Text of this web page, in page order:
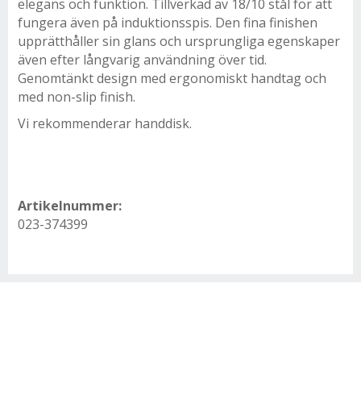
elegans och funktion. Tillverkad av 18/10 stål för att
fungera även på induktionsspis. Den fina finishen
upprätthåller sin glans och ursprungliga egenskaper
även efter långvarig användning över tid.
Genomtänkt design med ergonomiskt handtag och
med non-slip finish.
Vi rekommenderar handdisk.
Artikelnummer:
023-374399